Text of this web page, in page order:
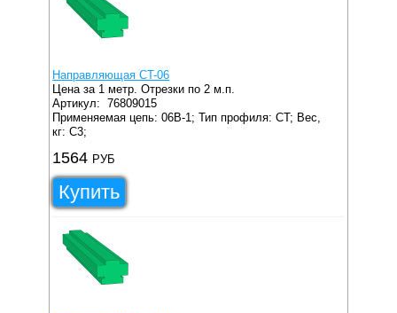
Направляющая CT-06
Цена за 1 метр. Отрезки по 2 м.п.
Артикул:76809015
Применяемая цепь: 06B-1; Тип профиля: CT; Вес,
кг: C3;
1564 РУБ
Купить